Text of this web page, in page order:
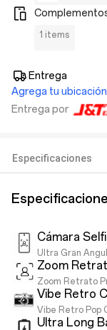
1 items
Entrega
Agrega tu
Entrega por
Especificaciones
Cámara
Ultra Gran
Zoom
Zoom Retrato
Vibe Retro
Vibe Retro Pop
Ultra Long